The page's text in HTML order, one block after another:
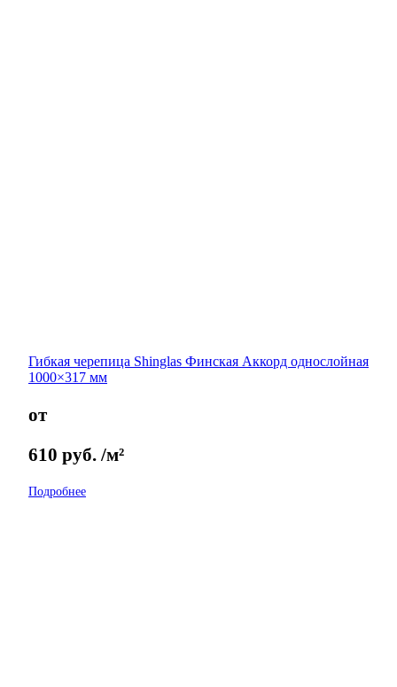
Гибкая черепица Shinglas Финская Аккорд однослойная
1000×317 мм
от
610 руб. /м²
Подробнее